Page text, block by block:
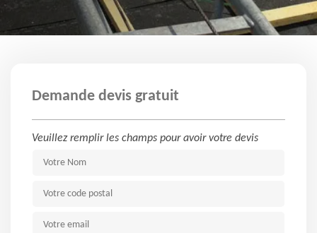
Demande devis gratuit
Veuillez remplir les champs pour avoir votre devis